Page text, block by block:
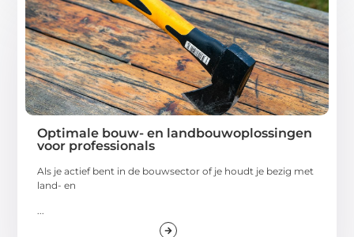
Optimale bouw- en landbouwoplossingen
voor professionals
Als je actief bent in de bouwsector of je houdt je bezig met
land- en